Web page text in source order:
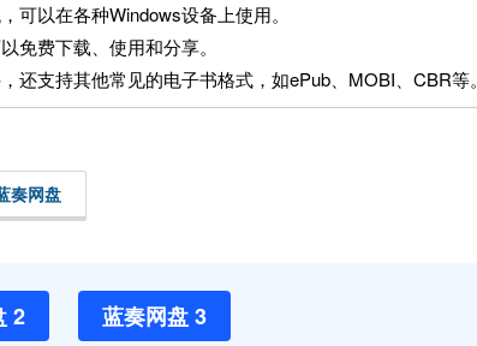
可以在各种Windows设备上使用。
免费下载、使用和分享。
支持其他常见的电子书格式，如ePub、MOBI、CBR等。
奏网盘
2 蓝奏网盘 3